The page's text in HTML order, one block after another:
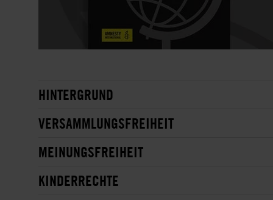
HINTERGRUND
VERSAMMLUNGSFREIHEIT
MEINUNGSFREIHEIT
KINDERRECHTE